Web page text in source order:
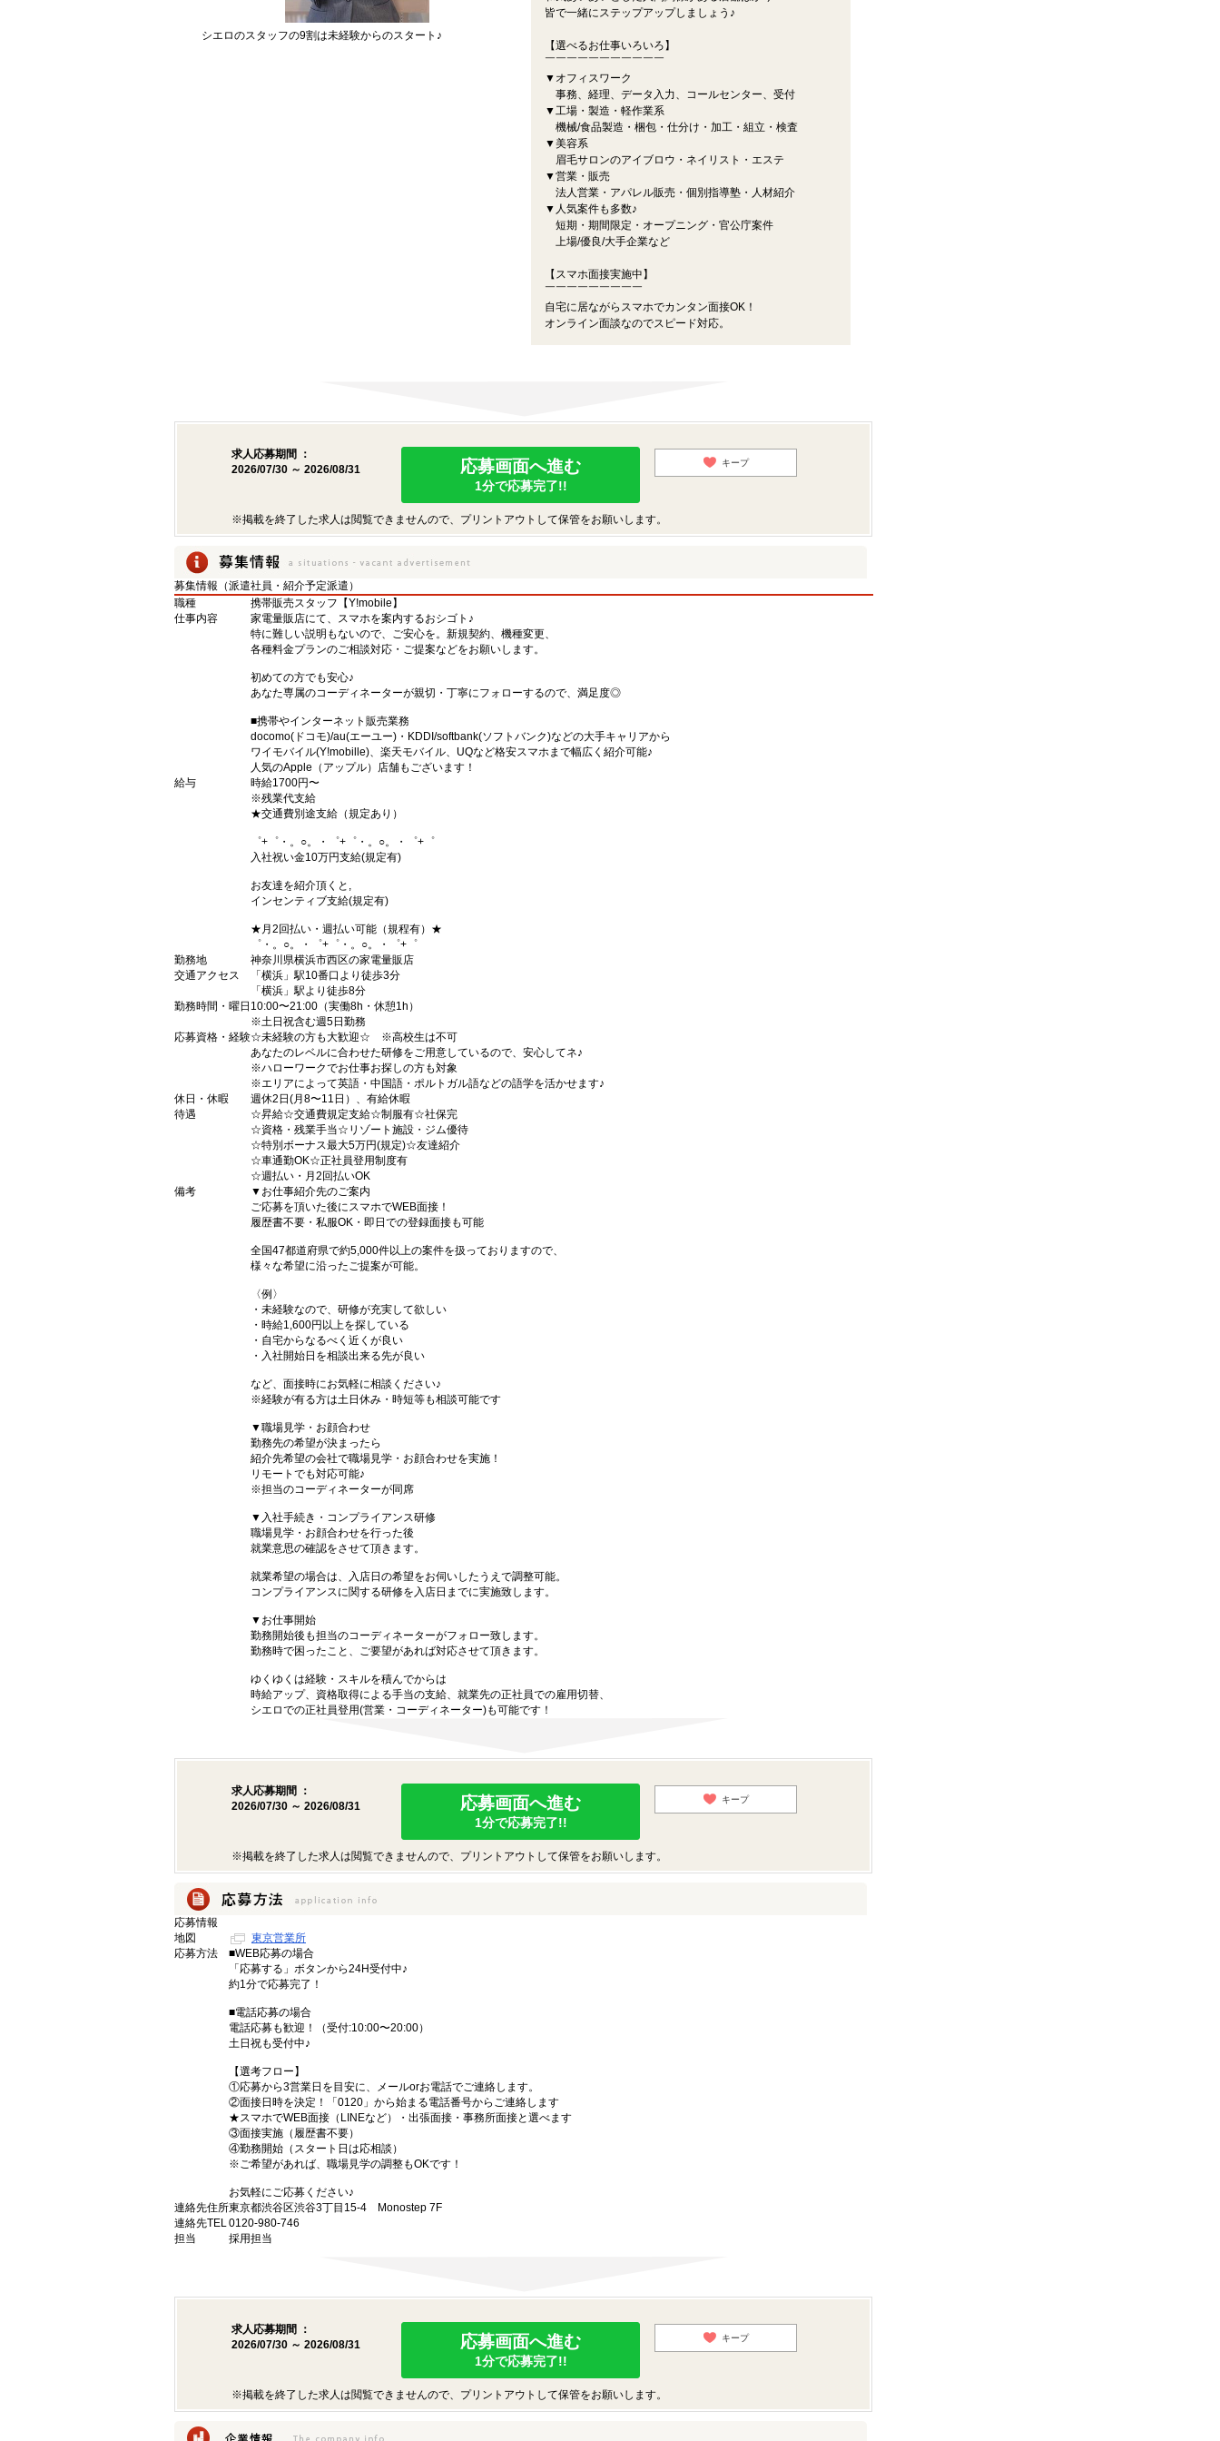
シエロのスタッフの9割は未経験からのスタート♪
皆で一緒にステップアップしましょう♪
【選べるお仕事いろいろ】
￣￣￣￣￣￣￣￣￣￣￣
▼オフィスワーク
事務、経理、データ入力、コールセンター、受付
▼工場・製造・軽作業系
機械/食品製造・梱包・仕分け・加工・組立・検査
▼美容系
眉毛サロンのアイブロウ・ネイリスト・エステ
▼営業・販売
法人営業・アパレル販売・個別指導塾・人材紹介
▼人気案件も多数♪
短期・期間限定・オープニング・官公庁案件
上場/優良/大手企業など
【スマホ面接実施中】
￣￣￣￣￣￣￣￣￣
自宅に居ながらスマホでカンタン面接OK！
オンライン面談なのでスピード対応。
求人応募期間 ：
2026/07/30 ～ 2026/08/31
応募画面へ進む
1分で応募完了!!
キープ
※掲載を終了した求人は閲覧できませんので、プリントアウトして保管をお願いします。
募集情報（派遣社員・紹介予定派遣）
職種
携帯販売スタッフ【Y!mobile】
仕事内容
家電量販店にて、スマホを案内するおシゴト♪
特に難しい説明もないので、ご安心を。新規契約、機種変更、
各種料金プランのご相談対応・ご提案などをお願いします。
初めての方でも安心♪
あなた専属のコーディネーターが親切・丁寧にフォローするので、満足度◎
■携帯やインターネット販売業務
docomo(ドコモ)/au(エーユー)・KDDI/softbank(ソフトバンク)などの大手キャリアから
ワイモバイル(Y!mobille)、楽天モバイル、UQなど格安スマホまで幅広く紹介可能♪
人気のApple（アップル）店舗もございます！
給与
時給1700円〜
※残業代支給
★交通費別途支給（規定あり）
゜+゜・。○。・゜+゜・。○。・゜+゜
入社祝い金10万円支給(規定有)
お友達を紹介頂くと,
インセンティブ支給(規定有)
★月2回払い・週払い可能（規程有）★
゜・。○。・゜+゜・。○。・゜+゜
勤務地
神奈川県横浜市西区の家電量販店
交通アクセス
「横浜」駅10番口より徒歩3分
「横浜」駅より徒歩8分
勤務時間・曜日 10:00〜21:00（実働8h・休憩1h）
※土日祝含む週5日勤務
応募資格・経験☆未経験の方も大歓迎☆ ※高校生は不可
あなたのレベルに合わせた研修をご用意しているので、安心してネ♪
※ハローワークでお仕事お探しの方も対象
※エリアによって英語・中国語・ポルトガル語などの語学を活かせます♪
休日・休暇
週休2日(月8〜11日）、有給休暇
待遇
☆昇給☆交通費規定支給☆制服有☆社保完
☆資格・残業手当☆リゾート施設・ジム優待
☆特別ボーナス最大5万円(規定)☆友達紹介
☆車通勤OK☆正社員登用制度有
☆週払い・月2回払いOK
備考
▼お仕事紹介先のご案内
ご応募を頂いた後にスマホでWEB面接！
履歴書不要・私服OK・即日での登録面接も可能
全国47都道府県で約5,000件以上の案件を扱っておりますので、
様々な希望に沿ったご提案が可能。
〈例〉
・未経験なので、研修が充実して欲しい
・時給1,600円以上を探している
・自宅からなるべく近くが良い
・入社開始日を相談出来る先が良い
など、面接時にお気軽に相談ください♪
※経験が有る方は土日休み・時短等も相談可能です
▼職場見学・お顔合わせ
勤務先の希望が決まったら
紹介先希望の会社で職場見学・お顔合わせを実施！
リモートでも対応可能♪
※担当のコーディネーターが同席
▼入社手続き・コンプライアンス研修
職場見学・お顔合わせを行った後
就業意思の確認をさせて頂きます。
就業希望の場合は、入店日の希望をお伺いしたうえで調整可能。
コンプライアンスに関する研修を入店日までに実施致します。
▼お仕事開始
勤務開始後も担当のコーディネーターがフォロー致します。
勤務時で困ったこと、ご要望があれば対応させて頂きます。
ゆくゆくは経験・スキルを積んでからは
時給アップ、資格取得による手当の支給、就業先の正社員での雇用切替、
シエロでの正社員登用(営業・コーディネーター)も可能です！
求人応募期間 ：
2026/07/30 ～ 2026/08/31
応募画面へ進む
1分で応募完了!!
キープ
※掲載を終了した求人は閲覧できませんので、プリントアウトして保管をお願いします。
応募情報
地図
東京営業所
応募方法
■WEB応募の場合
「応募する」ボタンから24H受付中♪
約1分で応募完了！
■電話応募の場合
電話応募も歓迎！（受付:10:00〜20:00）
土日祝も受付中♪
【選考フロー】
①応募から3営業日を目安に、メールorお電話でご連絡します。
②面接日時を決定！「0120」から始まる電話番号からご連絡します
★スマホでWEB面接（LINEなど）・出張面接・事務所面接と選べます
③面接実施（履歴書不要）
④勤務開始（スタート日は応相談）
※ご希望があれば、職場見学の調整もOKです！
お気軽にご応募ください♪
連絡先住所東京都渋谷区渋谷3丁目15-4 Monostep 7F
連絡先TEL0120-980-746
担当
採用担当
求人応募期間 ：
2026/07/30 ～ 2026/08/31
応募画面へ進む
1分で応募完了!!
キープ
※掲載を終了した求人は閲覧できませんので、プリントアウトして保管をお願いします。